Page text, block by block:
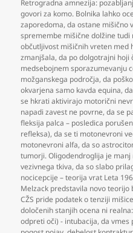
Retrogradna amnezija:
govori za komo. Bolnika lahko
zaporedoma,da ostane mišično
spremembe mišične dolžine tudi
občutljivost mišičnih vreten med
zmanjšala,da po dolgotrajni hoji
medsebojnem sporazumevanju
možganskega področja,da
okvarjena samo kavda equina,
se hkrati aktivirajo motorični
napadi zavest ne povrne,da se
fleksija palca – posledica
refleksa),da se ti motonevroni
motonevroni alfa,da so
tumorji. Oligodendroglija je
vezivnega tkiva,da so slabo
nocicepcije – teorija vrat Leta
Melzack predstavila novo teorijo
CŽS pride podatek o tenziji
določenih stanjih ocena ni
odpreti oči) - intubacija,da vmes